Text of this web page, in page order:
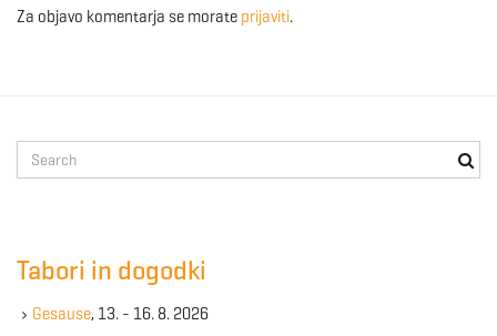
Za objavo komentarja se morate prijaviti.
e
e
Tabori in dogodki
Gesause, 13. - 16. 8. 2026